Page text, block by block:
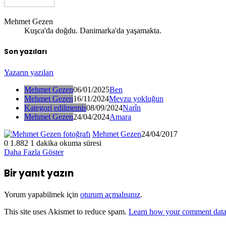
Mehmet Gezen
Kuşca'da doğdu. Danimarka'da yaşamakta.
Son yazıları
Yazarın yazıları
Mehmet Gezen06/01/2025Ben
Mehmet Gezen16/11/2024Mevzu yokluğun
Kategori edilmemis08/09/2024Narîn
Mehmet Gezen24/04/2024Amara
Mehmet Gezen24/04/2017
0 1.882 1 dakika okuma süresi
Daha Fazla Göster
Bir yanıt yazın
Yorum yapabilmek için oturum açmalısınız.
This site uses Akismet to reduce spam. Learn how your comment